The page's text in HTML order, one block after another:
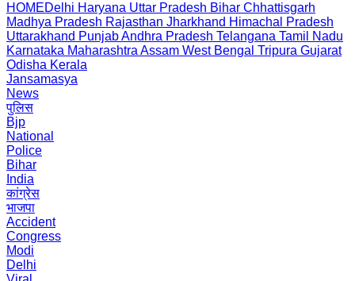
HOMEDelhi Haryana Uttar Pradesh Bihar Chhattisgarh
Madhya Pradesh Rajasthan Jharkhand Himachal Pradesh
Uttarakhand PunjabAndhra Pradesh Telangana Tamil Nadu
Karnataka Maharashtra Assam West Bengal Tripura Gujarat
Odisha Kerala
Jansamasya
News
पुलिस
Bjp
National
Police
Bihar
India
कांग्रेस
भाजपा
Accident
Congress
Modi
Delhi